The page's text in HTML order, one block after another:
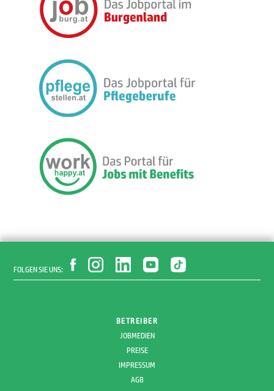
FOLGEN SIE UNS:
BETREIBER
JOBMEDIEN
PREISE
IMPRESSUM
AGB